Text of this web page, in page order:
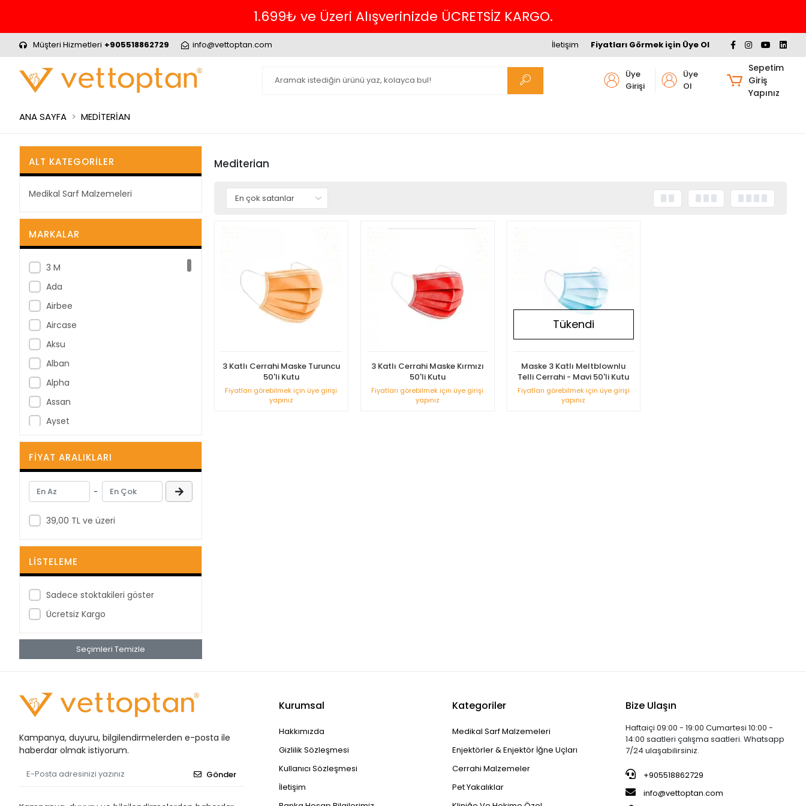
1.699₺ ve Üzeri Alışverinizde ÜCRETSİZ KARGO.
Müşteri Hizmetleri +905518862729 info@vettoptan.com Fiyatları Görmek için Üye Ol
İletişim
Üye
Girişi
Üye
Ol
Sepetim
Giriş
Yapınız
ANA SAYFA MEDİTERİAN
ALT KATEGORILER
Medikal Sarf Malzemeleri
MARKALAR
3 M
Ada
Airbee
Aircase
Aksu
Alban
Alpha
Assan
Ayset
B Braun
B-Good
Bastos Viegas
BD
Berha
Betagauze
Betasan
Biorad
Bıçakcılar
Buster
Clean Ped
FIYAT ARALIKLARI
-
39,00 TL ve üzeri
LISTELEME
Sadece stoktakileri göster
Ücretsiz Kargo
Seçimleri Temizle
Mediterian
3 Katlı Cerrahi Maske Turuncu
50'li Kutu
Fiyatları görebilmek için üye girişi
yapınız
3 Katlı Cerrahi Maske Kırmızı
50'li Kutu
Fiyatları görebilmek için üye girişi
yapınız
Tükendi
Maske 3 Katlı Meltblownlu
Telli Cerrahi - Mavi 50'li Kutu
Fiyatları görebilmek için üye girişi
yapınız
Kampanya, duyuru, bilgilendirmelerden e-posta ile
haberdar olmak istiyorum.
Gönder
Kurumsal
Hakkımızda
Gizlilik Sözleşmesi
Kullanıcı Sözleşmesi
İletişim
Kategoriler
Medikal Sarf Malzemeleri
Enjektörler & Enjektör İğne Uçları
Cerrahi Malzemeler
Pet Yakalıklar
Bize Ulaşın
Haftaiçi 09:00 - 19:00 Cumartesi 10:00 -
14:00 saatleri çalışma saatleri. Whatsapp
7/24 ulaşabilirsiniz.
+905518862729
info@vettoptan.com